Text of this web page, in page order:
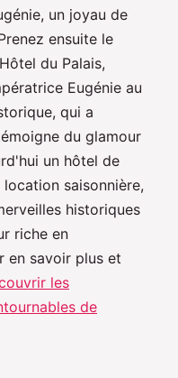
un joyau de
ensuite le
du Palais,
Eugénie au
qui a
du glamour
un hôtel de
saisonnière,
historiques
riche en
en savoir plus et
les
de